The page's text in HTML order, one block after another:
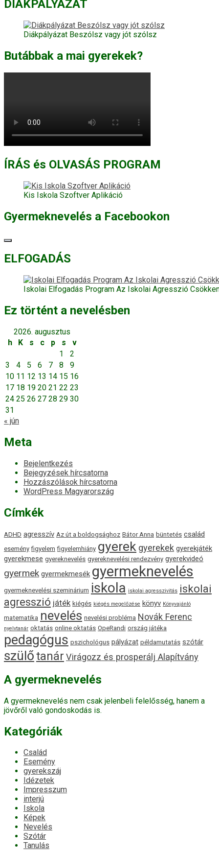
DIÁKPÁLYÁZAT
Diákpályázat Beszólsz vagy jót szólsz
Butábbak a mai gyerekek?
ÍRÁS és OLVASÁS PROGRAM
Kis Iskola Szoftver Aplikáció
Gyermeknevelés a Facebookon
ELFOGADÁS
Iskolai Elfogadás Program Az Iskolai Agresszió
Ez történt a nevelésben
2026. augusztus
h
K s c p s
v
1
2
3
4 5 6 7 8
9
10 11 12 13 14 15 16
17 18 19 20 21 22 23
24 25 26 27 28 29 30
31
« jún
Meta
Bejelentkezés
Bejegyzések hírcsatorna
Hozzászólások hírcsatorna
WordPress Magyarország
Címkék
ADHD agresszív Az út a boldogsághoz Bátor Anna büntetés család
esemény figyelem figyelemhiány gyerek gyerekek gyerekjáték
gyerekmese gyereknevelés gyereknevelési rendezvény gyerekvideó
gyermek gyermekmesék gyermeknevelés
gyermeknevelési szeminárium iskola iskolai agresszivitás iskolai
agresszió játék kiégés kiégés megelőzése könyv Könyvajánló
matematika nevelés nevelési probléma Novák Ferenc
nyelvtanár oktatás online oktatás OpeRandi ország játéka
pedagógus pszichológus pályázat példamutatás szótár
szülőtanár Virágozz és prosperálj Alapítvány
A gyermeknevelés
A gyermeknevelés nem csak jelenbeli felelősség, hanem a
jövőről való gondoskodás is.
Kategóriák
Család
Esemény
gyerekszáj
Idézetek
Impresszum
interjú
Iskola
Képek
Nevelés
Szótár
Tanulás